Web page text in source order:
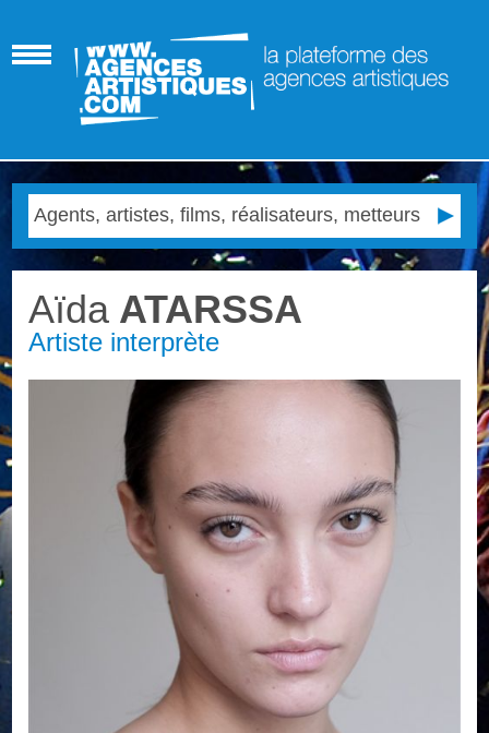
Aïda ATARSSA
Artiste interprète